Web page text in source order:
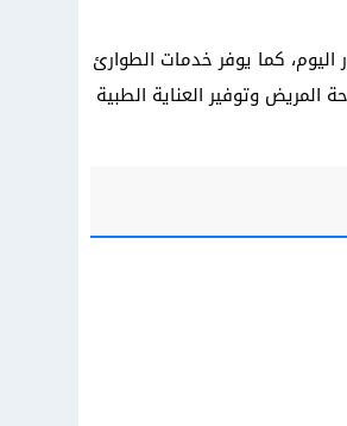
على مدار اليوم، كما يوفر خدمات الطوارئ
وتوفير العناية الطبية